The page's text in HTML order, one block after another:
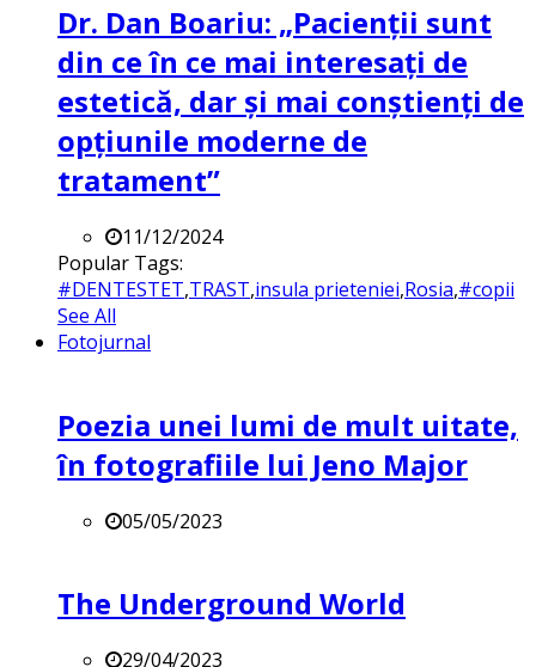
Dr. Dan Boariu: „Pacienții sunt
din ce în ce mai interesați de
estetică, dar și mai conștienți de
opțiunile moderne de
tratament”
11/12/2024
Popular Tags:
#DENTESTET,TRAST,insula prieteniei,Rosia,#copii
See All
Fotojurnal
Poezia unei lumi de mult uitate,
în fotografiile lui Jeno Major
05/05/2023
The Underground World
29/04/2023